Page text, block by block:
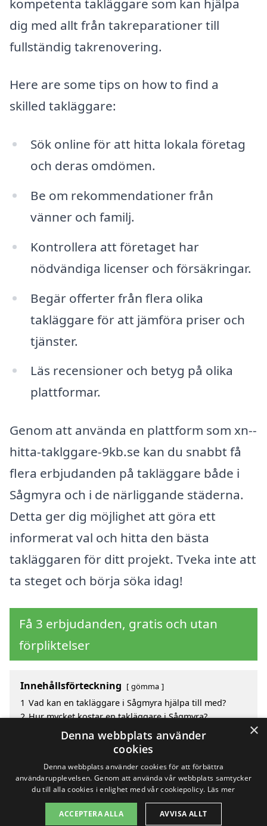
dig med allt från takreparationer till
fullständig takrenovering.
Here are some tips on how to find a
skilled takläggare:
Sök online för att hitta lokala företag
och deras omdömen.
Be om rekommendationer från
vänner och familj.
Kontrollera att företaget har
nödvändiga licenser och försäkringar.
Begär offerter från flera olika
takläggare för att jämföra priser och
tjänster.
Läs recensioner och betyg på olika
plattformar.
Genom att använda en plattform som xn--
hitta-taklggare-9kb.se kan du snabbt få
flera erbjudanden på takläggare både i
Sågmyra och i de närliggande städerna.
Detta ger dig möjlighet att göra ett
informerat val och hitta den bästa
takläggaren för ditt projekt. Tveka inte att
ta steget och börja söka idag!
Få 3 erbjudanden, gratis och utan
förpliktelser
Innehållsförteckning gömma
1 Vad kan en takläggare i Sågmyra hjälpa till med?
2 Hur mycket kostar en takläggare i Sågmyra?
Fördelar med att välja takläggare i Sågmyra
Sök efter en skicklig takläggare i de omgivande
Copyright 2026 - Pilanto Aps
×
Denna webbplats använder
cookies
Denna webbplats använder cookies för att förbättra
användarupplevelsen. Genom att använda vår webbplats samtycker
du till alla cookies i enlighet med vår cookiepolicy. Läs mer
ACCEPTERA ALLA AVVISA ALLT